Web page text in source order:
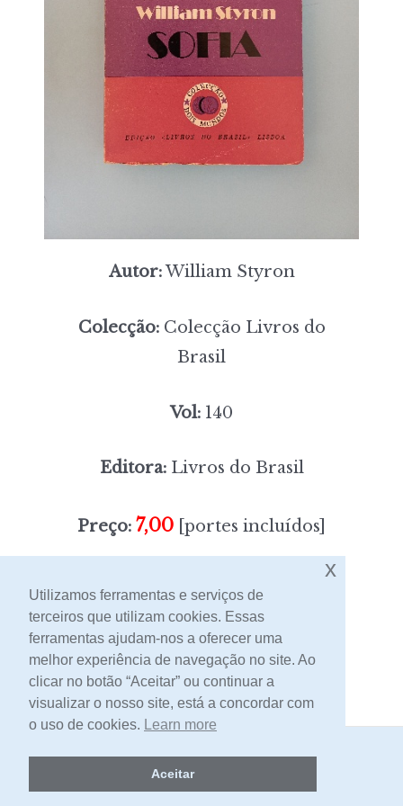
Autor:William Styron
Colecção:Colecção Livros do
Brasil
Vol: 140
Editora:Livros do Brasil
Preço: 7,00 [portes incluídos]
Sem stock
Contacto
2026 -Livraria Egrégora
Utilizamos ferramentas e serviços de
terceiros que utilizam cookies. Essas
ferramentas ajudam-nos a oferecer uma
melhor experiência de navegação no site. Ao
clicar no botão “Aceitar” ou continuar a
visualizar o nosso site, está a concordar com
o uso de cookies. Learn more
Aceitar
x